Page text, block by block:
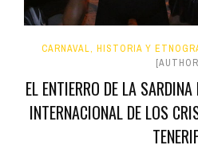
CARNAVAL, HISTORIA Y
EL ENTIERRO DE LA
INTERNACIONAL DE LOS